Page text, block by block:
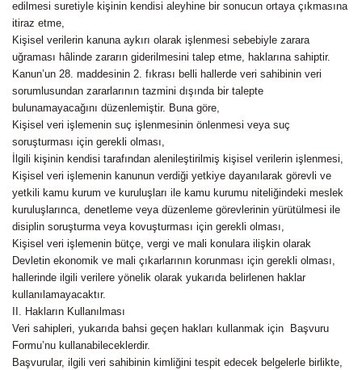
edilmesi suretiyle kişinin kendisi aleyhine bir sonucun ortaya çıkmasına
itiraz etme,
Kişisel verilerin kanuna aykırı olarak işlenmesi sebebiyle zarara
uğraması hâlinde zararın giderilmesini talep etme, haklarına sahiptir.
Kanun’un 28. maddesinin 2. fıkrası belli hallerde veri sahibinin veri
sorumlusundan zararlarının tazmini dışında bir talepte
bulunamayacağını düzenlemiştir. Buna göre,
Kişisel veri işlemenin suç işlenmesinin önlenmesi veya suç
soruşturması için gerekli olması,
İlgili kişinin kendisi tarafından alenileştirilmiş kişisel verilerin işlenmesi,
Kişisel veri işlemenin kanunun verdiği yetkiye dayanılarak görevli ve
yetkili kamu kurum ve kuruluşları ile kamu kurumu niteliğindeki meslek
kuruluşlarınca, denetleme veya düzenleme görevlerinin yürütülmesi ile
disiplin soruşturma veya kovuşturması için gerekli olması,
Kişisel veri işlemenin bütçe, vergi ve mali konulara ilişkin olarak
Devletin ekonomik ve mali çıkarlarının korunması için gerekli olması,
hallerinde ilgili verilere yönelik olarak yukarıda belirlenen haklar
kullanılamayacaktır.
II. Hakların Kullanılması
Veri sahipleri, yukarıda bahsi geçen hakları kullanmak için Başvuru
Formu’nu kullanabileceklerdir.
Başvurular, ilgili veri sahibinin kimliğini tespit edecek belgelerle birlikte,